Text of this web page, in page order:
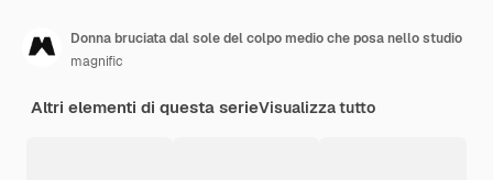
Donna bruciata dal sole del colpo medio che posa nello studio
magnific
Altri elementi di questa serieVisualizza tutto